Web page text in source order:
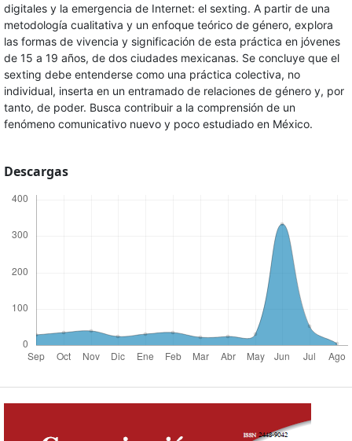
digitales y la emergencia de Internet: el sexting. A partir de una
metodología cualitativa y un enfoque teórico de género, explora
las formas de vivencia y significación de esta práctica en jóvenes
de 15 a 19 años, de dos ciudades mexicanas. Se concluye que el
sexting debe entenderse como una práctica colectiva, no
individual, inserta en un entramado de relaciones de género y, por
tanto, de poder. Busca contribuir a la comprensión de un
fenómeno comunicativo nuevo y poco estudiado en México.
Descargas